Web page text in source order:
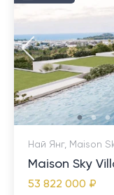
Най Янг, Maison
Maison Sky
53 822 000 ₽